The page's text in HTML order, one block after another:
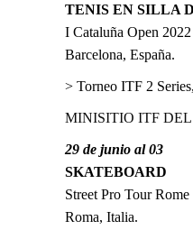
TENIS EN SILLA
I Cataluña Open 2022
Barcelona, España.
> Torneo ITF 2
MINISITIO ITF
29 de junio al 03
SKATEBOARD
Street Pro Tour Rome
Roma, Italia.